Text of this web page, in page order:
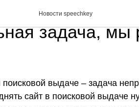
Новости speechkey
естественной
задача,
поисковой выдаче – задача
сайт в поисковой выдаче